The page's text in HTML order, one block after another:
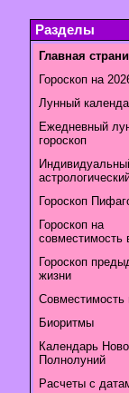
Разделы
Главная
Гороскоп на
Лунный
Ежедневный
гороскоп
Гороскоп
Гороскоп на
совместимость
Гороскоп
жизни
Совместимость
Биоритмы
Календарь
Полнолуний
Расчеты с